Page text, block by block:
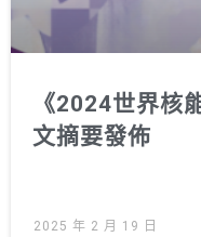
活動紀錄
教育推廣申請
加入志工
《2024世界核
文摘要發佈
2025 年 2 月 19 日